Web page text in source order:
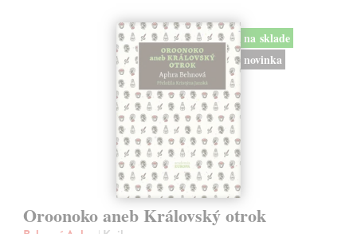
na sklade
novinka
Oroonoko aneb Královský otrok